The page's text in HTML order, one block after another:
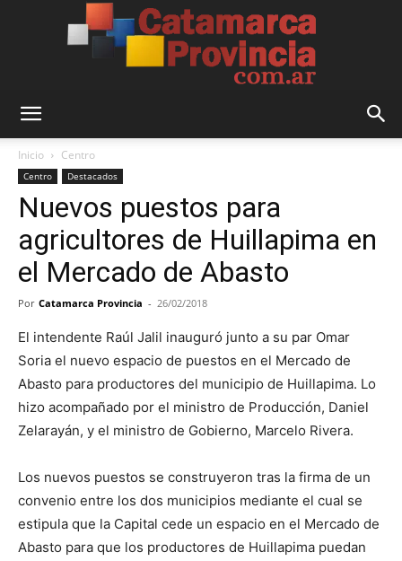
Provincia
Inicio Centro
Centro Destacados
Nuevos puestos para
agricultores de Huillapima en
el Mercado de Abasto
Por Catamarca Provincia - 26/02/2018
El intendente Raúl Jalil inauguró junto a su par Omar
Soria el nuevo espacio de puestos en el Mercado de
Abasto para productores del municipio de Huillapima. Lo
hizo acompañado por el ministro de Producción, Daniel
Zelarayán, y el ministro de Gobierno, Marcelo Rivera.
Los nuevos puestos se construyeron tras la firma de un
convenio entre los dos municipios mediante el cual se
estipula que la Capital cede un espacio en el Mercado de
Abasto para que los productores de Huillapima puedan